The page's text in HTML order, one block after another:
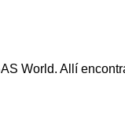
World. Allí